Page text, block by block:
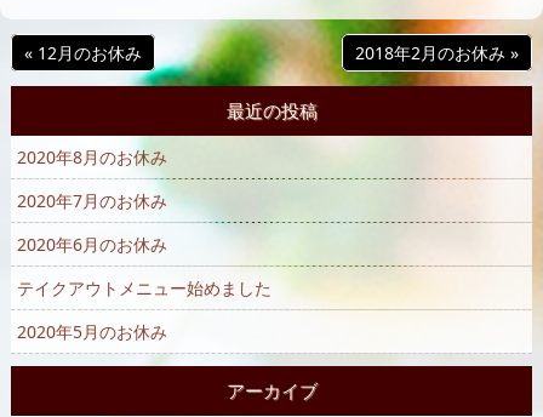
« 12月のお休み 2018年2月のお休み »
最近の投稿
2020年8月のお休み
2020年7月のお休み
2020年6月のお休み
テイクアウトメニュー始めました
2020年5月のお休み
アーカイブ